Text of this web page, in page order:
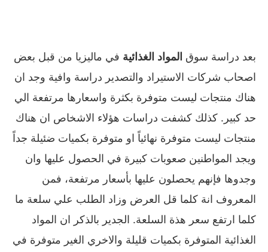
بعد دراسة سوق المواد الغذائية في ماليزيا من قبل بعض
اصحاب شركات الاستيراد والتصدير دراسة وافية وجد ان
هناك منتجات ليست متوفرة بكثرة واسعارها مرتفعة الي
حد كبير. كذلك كشفت دراسات هؤلاء الاشخاص ان هناك
منتجات ليست متوفرة نهائياً او متوفرة بكميات ضئيلة جداً
ويجد المواطنين صعوبات كبيرة في الحصول عليها وان
وجدوها فإنهم يحصلون عليها بأسعار مرتفعة، فمن
المعروف انة كلما قل العرض وزاد الطلب علي سلعة ما
كلما ارتفع سعر هذة السلعة. الجدير بالذكر ان المواد
الغذائية المتوفرة بكميات قليلة والاخري الغير متوفرة في